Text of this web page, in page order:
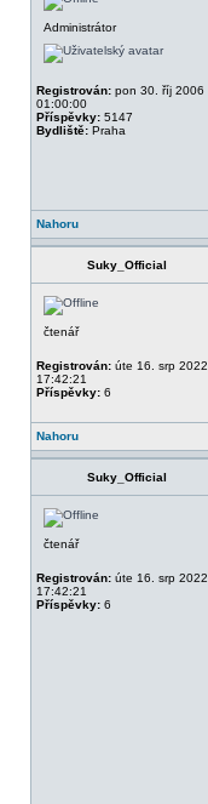
Administrátor
Registrován: pon 30. říj 2006
01:00:00
Příspěvky: 5147
Bydliště: Praha
Nahoru
Suky_Official
čtenář
Registrován: úte 16. srp 2022
17:42:21
Příspěvky: 6
Nahoru
Suky_Official
čtenář
Registrován: úte 16. srp 2022
17:42:21
Příspěvky: 6